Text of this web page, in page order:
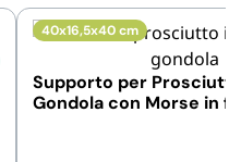
40x16,5x40 cm
Supporto per
Gondola con Morse in